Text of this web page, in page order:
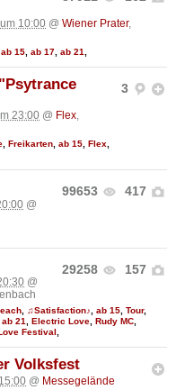
10:00 @ Wiener Prater,
ab 15 ab 17 ab 21
3
23:00 @ Flex,
, Freikarten, ab 15, Flex,
99653 417
@
29258 157
@
♫Satisfaction♪ ab 15 Tour,
ab 21 Electric Love Rudy MC
Festival
Volksfest
@ Messegelände